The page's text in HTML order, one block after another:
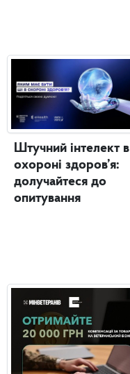
Штучний інтелект в
охороні здоров’я:
долучайтеся до
опитування